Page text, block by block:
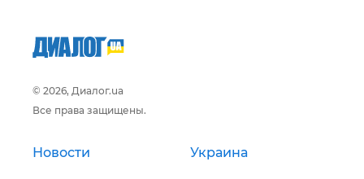
© 2026, Диалог.ua
Все права защищены.
Новости Украина